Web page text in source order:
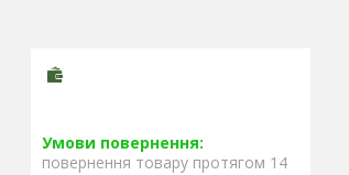
повернення товару протягом 14